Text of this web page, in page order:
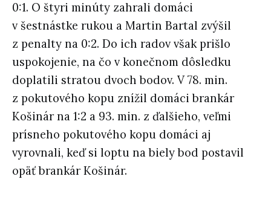
0:1. O štyri minúty zahrali domáci
v šestnástke rukou a Martin Bartal zvýšil
z penalty na 0:2. Do ich radov však prišlo
uspokojenie, na čo v konečnom dôsledku
doplatili stratou dvoch bodov. V 78. min.
z pokutového kopu znížil domáci brankár
Košinár na 1:2 a 93. min. z ďalšieho, veľmi
prísneho pokutového kopu domáci aj
vyrovnali, keď si loptu na biely bod postavil
opäť brankár Košinár.